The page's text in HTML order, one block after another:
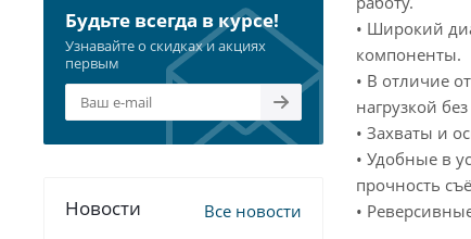
• Широкий
компоненты.
• В отличие
нагрузкой
• Захваты и
• Удобные в
прочность
•
Будьте всегда в курсе!
Узнавайте о скидках и акциях
первым
Новости Все новости